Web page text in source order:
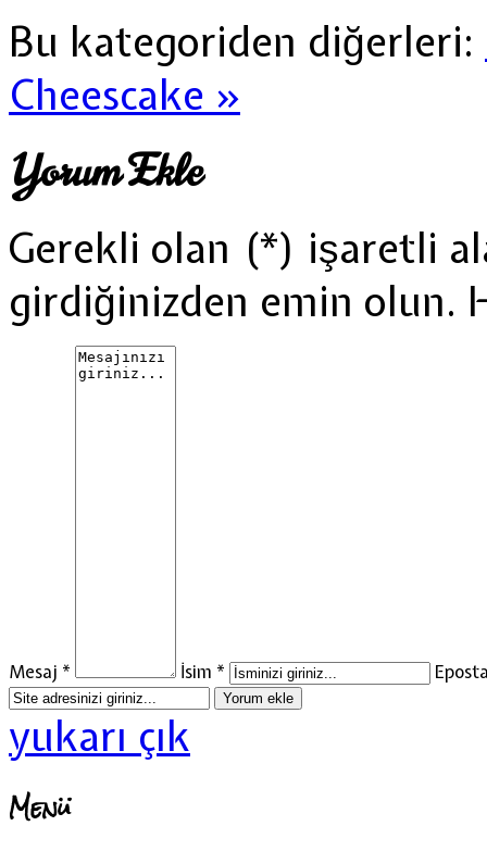
Bu kategoriden diğerleri:
Cheescake »
Yorum Ekle
Gerekli olan (*) işaretli
girdiğinizden emin olun.
Mesaj * İsim *
yukarı çık
Menü